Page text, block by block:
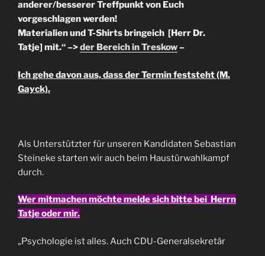
anderer/besserer Treffpunkt von Euch
vorgeschlagen werden!
Materialien und T-Shirts bringeich [Herr Dr.
Tatje] mit.“ –>der Bereich in Treskow–
Ich gehe davon aus, dass der Termin feststeht (M.
Gayck).
Als Unterstützter für unseren Kandidaten Sebastian
Steineke starten wir auch beim Haustürwahlkampf
durch.
Wer mitmachen möchte melde sich bitte bei Herrn
Tatje oder mir.
„Psychologie ist alles. Auch CDU-Generalsekretär